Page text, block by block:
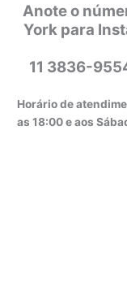
Anote o
York para
11 3836-
Horário de
as 18:00 e aos